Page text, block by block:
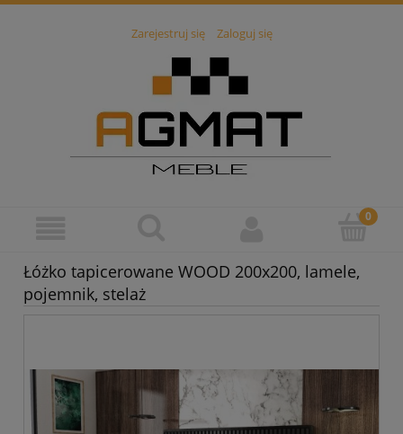
Zarejestruj się Zaloguj się
Łóżko tapicerowane WOOD 200x200, lamele,
pojemnik, stelaż